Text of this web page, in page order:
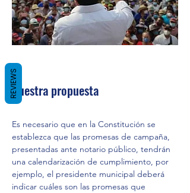
Nuestra propuesta
Es necesario que en la Constitución se
establezca que las promesas de campaña,
presentadas ante notario público, tendrán
una calendarización de cumplimiento, por
ejemplo, el presidente municipal deberá
indicar cuáles son las promesas que
REVIEWS